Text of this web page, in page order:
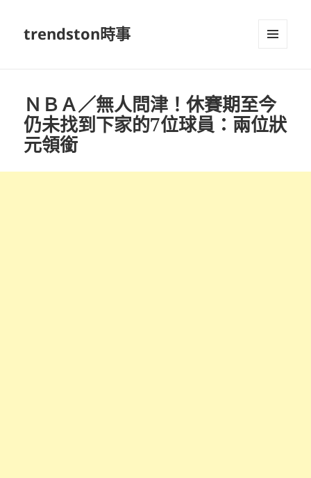
trendston時事
ＮＢＡ／無人問津！休賽期至今
仍未找到下家的7位球員：兩位狀
元領銜